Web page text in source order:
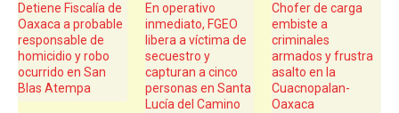
Detiene Fiscalía de
Oaxaca a probable
responsable de
homicidio y robo
ocurrido en San
Blas Atempa
En operativo
inmediato, FGEO
libera a víctima de
secuestro y
capturan a cinco
personas en Santa
Lucía del Camino
Chofer de carga
embiste a
criminales
armados y frustra
asalto en la
Cuacnopalan-
Oaxaca